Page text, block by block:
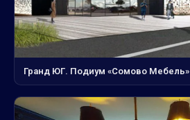
Гранд ЮГ. Подиум «Сомово Мебель»